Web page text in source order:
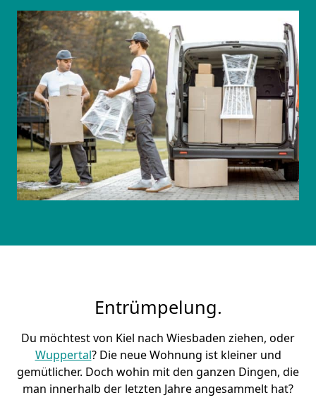
Entrümpelung.
Du möchtest von Kiel nach Wiesbaden ziehen, oder
Wuppertal? Die neue Wohnung ist kleiner und
gemütlicher. Doch wohin mit den ganzen Dingen, die
man innerhalb der letzten Jahre angesammelt hat?